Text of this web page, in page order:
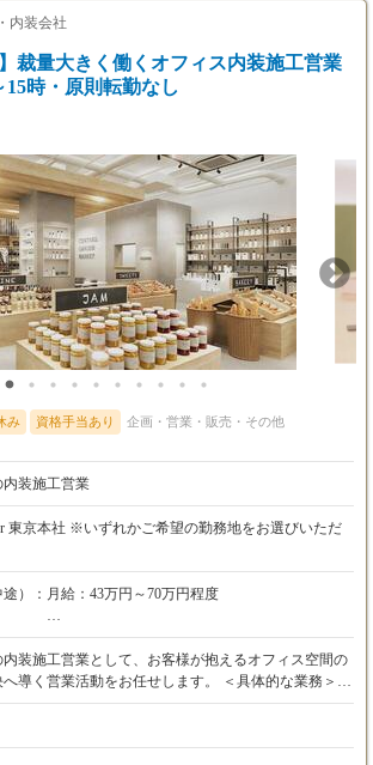
・資格手当：あり
【昇給・賞与】
・昇給：あり
・賞与：規定なし 決算賞与のため、業績に応じて
【試用期間】
あり
（※試用期間ありの場合の記載例※）
試用期間：2ヵ月間
試用期間中の条件：
・本採用時と変更なし
多いので女性スタッフも活躍中！ ※植物に興味ある
ートするwebサービス等を自社開発しています。 新
現在は専門人材のみが対応しています。
内装会社
】裁量大きく働くオフィス内装施工営業
15時・原則転勤なし
み 資格手当あり 企画・営業・販売・その他
内装施工営業
東京本社 ※いずれかご希望の勤務地をお選びいただ
）： 月給：43万円～70万円程度
※管理監督者のため、残業代の支給はございま
せん。
※東京のみ住宅手当あり(20,000円/月)
※資格手当別途支給
内装施工営業として、お客様が抱えるオフィス空間の
営業活動をお任せします。 ＜具体的な業務＞
流会などで新たに出会ったお客様を中心とした新規
新規企業様のヒアリング ・社内の設計・積算・施工
き込んだプロジェクトのクロージング 出社後に社